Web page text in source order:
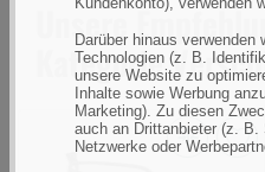
Darüber hinaus verwenden
Technologien (z. B.
unsere Website zu
Inhalte sowie Werbung
Marketing). Zu diesen
auch an Drittanbieter (z.
Netzwerke oder
Unsere
Kategorie